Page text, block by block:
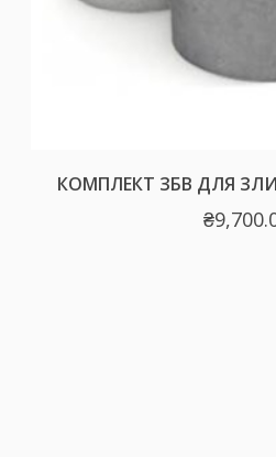
КОМПЛЕКТ ЗБВ ДЛЯ
₴